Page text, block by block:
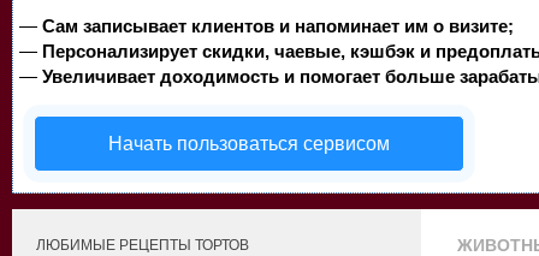
— Сам записывает клиентов и напоминает им о визите;
— Персонализирует скидки, чаевые, кэшбэк и
— Увеличивает доходимость и помогает больше
Начать пользоваться сервисом
ЛЮБИМЫЕ РЕЦЕПТЫ ТОРТОВ